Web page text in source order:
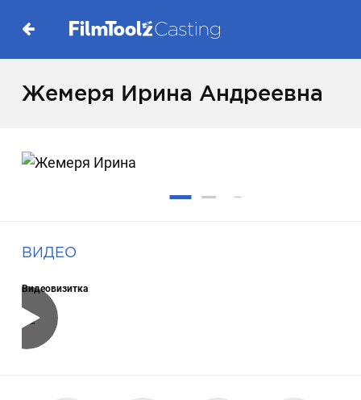
Жемеря Ирина Андреевна
ВИДЕО
Видеовизитка